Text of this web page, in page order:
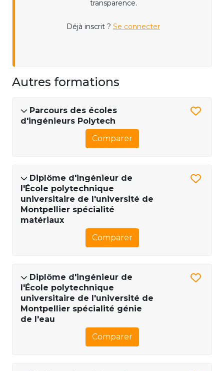
transparence.
Déjà inscrit ? Se connecter
Autres formations
Parcours des écoles
d'ingénieurs Polytech
Comparer
Diplôme d'ingénieur de
l'École polytechnique
universitaire de l'université de
Montpellier spécialité
matériaux
Comparer
Diplôme d'ingénieur de
l'École polytechnique
universitaire de l'université de
Montpellier spécialité génie
de l'eau
Comparer